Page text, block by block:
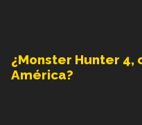
¿Monster Hunter 4,
América?